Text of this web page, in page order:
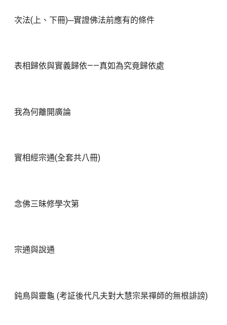
次法(上、下冊)─實證佛法前應有的條件
表相歸依與實義歸依——真如為究竟歸依處
我為何離開廣論
實相經宗通(全套共八冊)
念佛三昧修學次第
宗通與說通
鈍鳥與靈龜 (考証後代凡夫對大慧宗杲禪師的無根誹謗)